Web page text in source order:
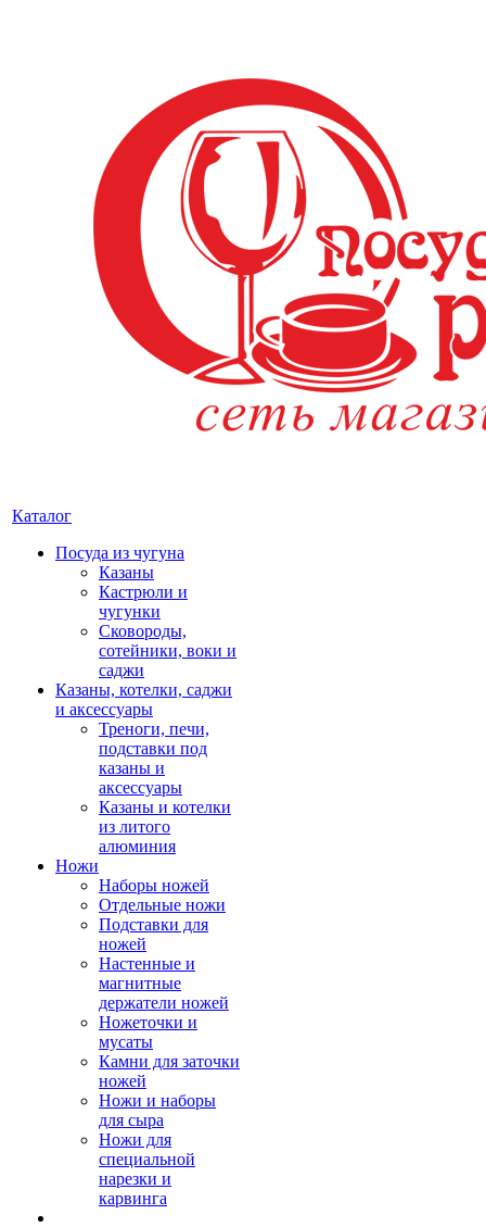
Каталог
Посуда из чугуна
Казаны
Кастрюли и
чугунки
Сковороды,
сотейники, воки и
саджи
Казаны, котелки, саджи
и аксессуары
Треноги, печи,
подставки под
казаны и
аксессуары
Казаны и котелки
из литого
алюминия
Ножи
Наборы ножей
Отдельные ножи
Подставки для
ножей
Настенные и
магнитные
держатели ножей
Ножеточки и
мусаты
Камни для заточки
ножей
Ножи и наборы
для сыра
Ножи для
специальной
нарезки и
карвинга